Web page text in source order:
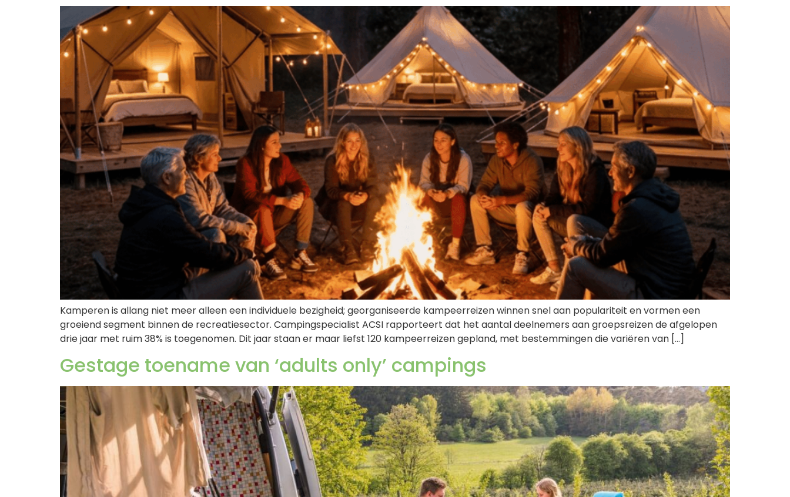
Kamperen is allang niet meer alleen een individuele bezigheid; georganiseerde kampeerreizen winnen snel aan populariteit en vormen een
groeiend segment binnen de recreatiesector. Campingspecialist ACSI rapporteert dat het aantal deelnemers aan groepsreizen de afgelopen
drie jaar met ruim 38% is toegenomen. Dit jaar staan er maar liefst 120 kampeerreizen gepland, met bestemmingen die variëren van […]
Gestage toename van ‘adults only’ campings